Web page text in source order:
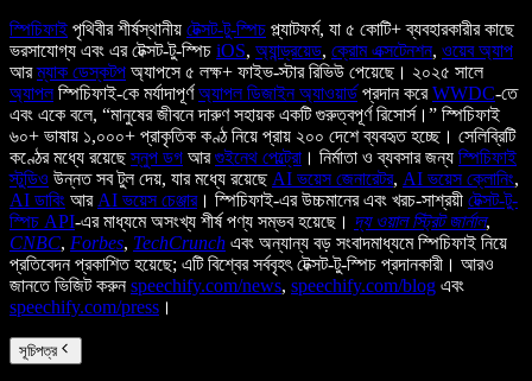
স্পিচিফাই পৃথিবীর শীর্ষস্থানীয় টেক্সট-টু-স্পিচ প্ল্যাটফর্ম, যা ৫ কোটি+ ব্যবহারকারীর কাছে
ভরসাযোগ্য এবং এর টেক্সট-টু-স্পিচ iOS, অ্যান্ড্রয়েড, ক্রোম এক্সটেনশন, ওয়েব অ্যাপ
আরম্যাক ডেস্কটপ অ্যাপসে ৫ লক্ষ+ ফাইভ-স্টার রিভিউ পেয়েছে। ২০২৫ সালে
অ্যাপলস্পিচিফাই-কে মর্যাদাপূর্ণঅ্যাপল ডিজাইন অ্যাওয়ার্ড প্রদান করেWWDC-তে
এবং একে বলে, “মানুষের জীবনে দারুণ সহায়ক একটি গুরুত্বপূর্ণ রিসোর্স।” স্পিচিফাই
৬০+ ভাষায় ১,০০০+ প্রাকৃতিক কণ্ঠ নিয়ে প্রায় ২০০ দেশে ব্যবহৃত হচ্ছে। সেলিব্রিটি
কণ্ঠের মধ্যে রয়েছেস্নুপ ডগ আরগুইনেথ পেল্ট্রো । নির্মাতা ও ব্যবসার জন্য স্পিচিফাই
স্টুডিও উন্নত সব টুল দেয়, যার মধ্যে রয়েছে AI ভয়েস জেনারেটর, AI ভয়েস ক্লোনিং,
AI ডাবিং আর AI ভয়েস চেঞ্জার। স্পিচিফাই-এর উচ্চমানের এবং খরচ-সাশ্রয়ী টেক্সট-টু-
স্পিচ API-এর মাধ্যমে অসংখ্য শীর্ষ পণ্য সম্ভব হয়েছে। দ্য ওয়াল স্ট্রিট জার্নাল,
CNBC, Forbes, TechCrunch এবং অন্যান্য বড় সংবাদমাধ্যমে স্পিচিফাই নিয়ে
প্রতিবেদন প্রকাশিত হয়েছে; এটি বিশ্বের সর্ববৃহৎ টেক্সট-টু-স্পিচ প্রদানকারী। আরও
জানতে ভিজিট করুনspeechify.com/news, speechify.com/blog এবং
speechify.com/press ।
সূচিপত্র